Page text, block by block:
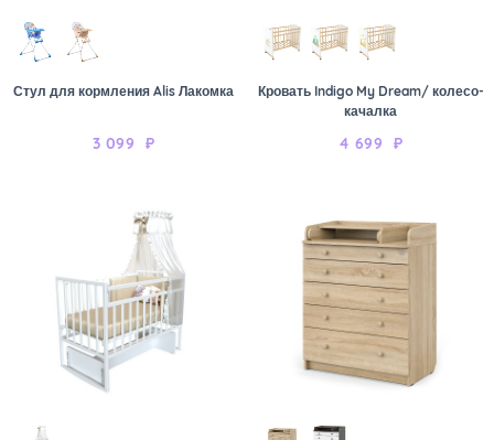
Стул для кормления Alis Лакомка
3 099 ₽
Кровать Indigo My Dream/ колесо-
качалка
4 699 ₽